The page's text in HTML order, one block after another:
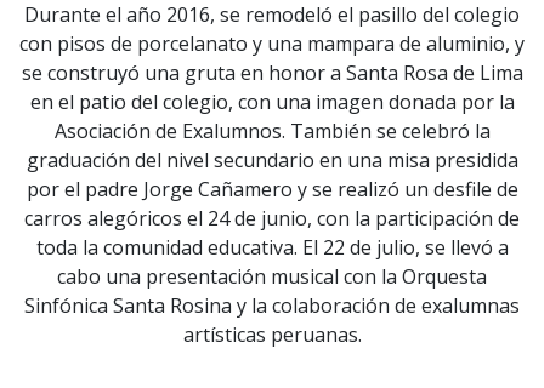
Durante el año 2016, se remodeló el pasillo del colegio
con pisos de porcelanato y una mampara de aluminio, y
se construyó una gruta en honor a Santa Rosa de Lima
en el patio del colegio, con una imagen donada por la
Asociación de Exalumnos. También se celebró la
graduación del nivel secundario en una misa presidida
por el padre Jorge Cañamero y se realizó un desfile de
carros alegóricos el 24 de junio, con la participación de
toda la comunidad educativa. El 22 de julio, se llevó a
cabo una presentación musical con la Orquesta
Sinfónica Santa Rosina y la colaboración de exalumnas
artísticas peruanas.